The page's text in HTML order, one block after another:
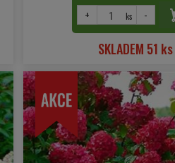
+ ks -
SKLADEM 51 ks